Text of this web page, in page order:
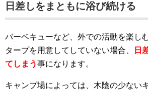
日差しをまともに浴び続ける
バーベキューなど、外での活動を楽し
タープを用意してしていない場合、
日
てしまう事になります。
キャンプ場によっては、木陰の少ない